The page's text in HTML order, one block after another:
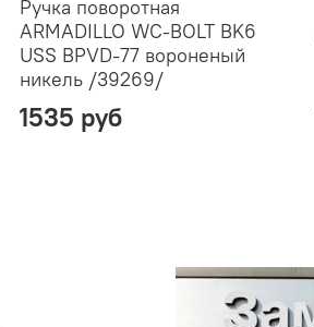
Ручка поворотная
ARMADILLO WC-BOLT BK6
USS BPVD-77 вороненый
никель /39269/
1535 руб